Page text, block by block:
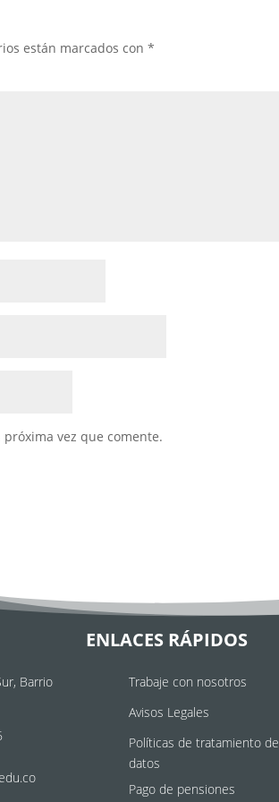
están marcados con *
vez que comente.
Barrio
ENLACES RÁPIDOS
Trabaje con nosotros
Avisos Legales
Políticas de tratamiento de
datos
Pago de pensiones